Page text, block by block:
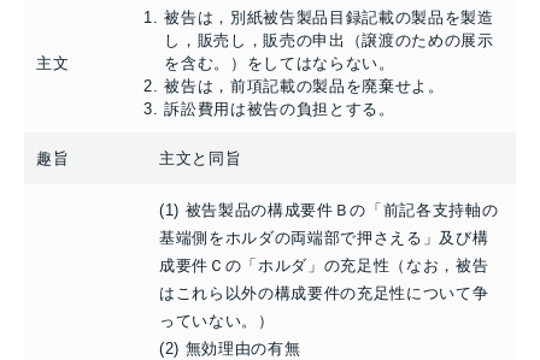
主文
被告は，別紙被告製品目録記載の製品を製造
し，販売し，販売の申出（譲渡のための展示
を含む。）をしてはならない。
被告は，前項記載の製品を廃棄せよ。
訴訟費用は被告の負担とする。
趣旨 主文と同旨
(1) 被告製品の構成要件Ｂの「前記各支持軸の
基端側をホルダの両端部で押さえる」及び構
成要件Ｃの「ホルダ」の充足性（なお，被告
はこれら以外の構成要件の充足性について争
っていない。）
(2) 無効理由の有無